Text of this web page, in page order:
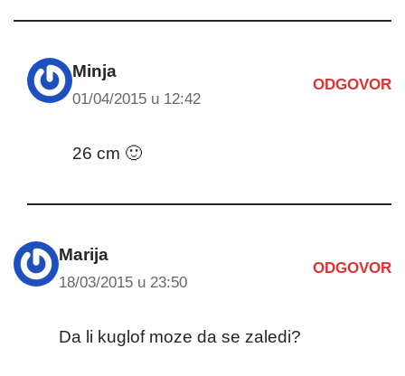
Minja
01/04/2015 u 12:42
ODGOVOR
26 cm 🙂
Marija
18/03/2015 u 23:50
ODGOVOR
Da li kuglof moze da se zaledi?